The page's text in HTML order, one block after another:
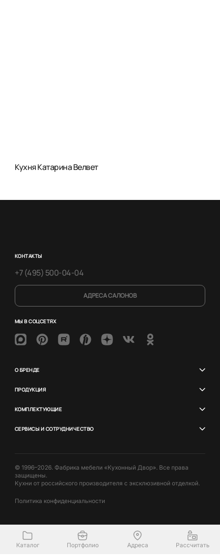
Кухня Катарина Велвет
КОНТАКТЫ
+7 (495) 500-04-04
АДРЕСА САЛОНОВ
МЫ В СОЦСЕТЯХ
О БРЕНДЕ
ПРОДУКЦИЯ
КОМПЛЕКТУЮЩИЕ
СЕРВИСЫ И СОТРУДНИЧЕСТВО
© 1996–2026. Фабрика мебели «Кухонный Двор». Все права
защищены.
Кухни от российского производителя с эксклюзивной отделкой.
Политика конфиденциальности
Каталог Портфолио Адреса Рассчитать